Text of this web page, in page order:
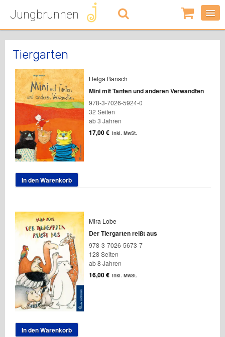
Jungbrunnen
0
Artikel
-
Tiergarten
Helga Bansch
Mini mit Tanten und anderen Verwandten
978-3-7026-5924-0
32 Seiten
ab 3 Jahren
17,00€ inkl. MwSt.
In den Warenkorb
Mira Lobe
Der Tiergarten reißt aus
978-3-7026-5673-7
128 Seiten
ab 8 Jahren
16,00€ inkl. MwSt.
In den Warenkorb